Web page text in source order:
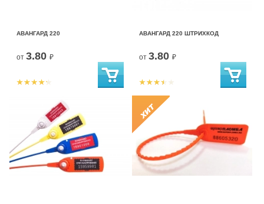
АВАНГАРД 220
от 3.80 ₽
АВАНГАРД 220 ШТРИХКОД
от 3.80 ₽